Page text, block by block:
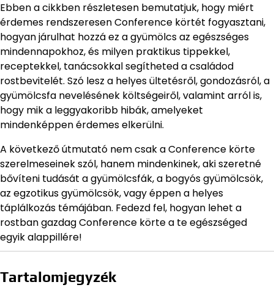
Ebben a cikkben részletesen bemutatjuk, hogy miért
érdemes rendszeresen Conference körtét fogyasztani,
hogyan járulhat hozzá ez a gyümölcs az egészséges
mindennapokhoz, és milyen praktikus tippekkel,
receptekkel, tanácsokkal segítheted a családod
rostbevitelét. Szó lesz a helyes ültetésről, gondozásról, a
gyümölcsfa nevelésének költségeiről, valamint arról is,
hogy mik a leggyakoribb hibák, amelyeket
mindenképpen érdemes elkerülni.
A következő útmutató nem csak a Conference körte
szerelmeseinek szól, hanem mindenkinek, aki szeretné
bővíteni tudását a gyümölcsfák, a bogyós gyümölcsök,
az egzotikus gyümölcsök, vagy éppen a helyes
táplálkozás témájában. Fedezd fel, hogyan lehet a
rostban gazdag Conference körte a te egészséged
egyik alappillére!
Tartalomjegyzék